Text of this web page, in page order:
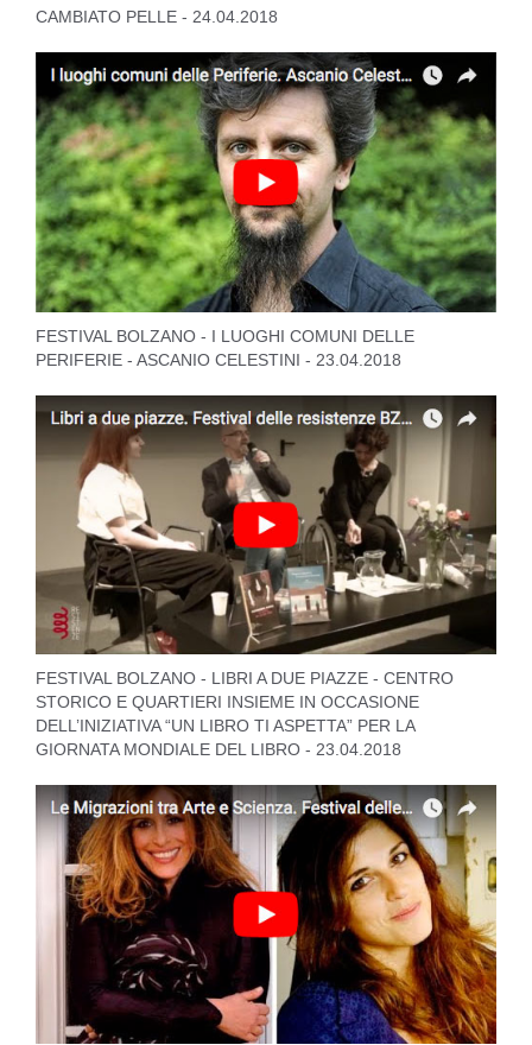
CAMBIATO PELLE - 24.04.2018
FESTIVAL BOLZANO - I LUOGHI COMUNI DELLE
PERIFERIE - ASCANIO CELESTINI - 23.04.2018
FESTIVAL BOLZANO - LIBRI A DUE PIAZZE - CENTRO
STORICO E QUARTIERI INSIEME IN OCCASIONE
DELL’INIZIATIVA “UN LIBRO TI ASPETTA” PER LA
GIORNATA MONDIALE DEL LIBRO - 23.04.2018